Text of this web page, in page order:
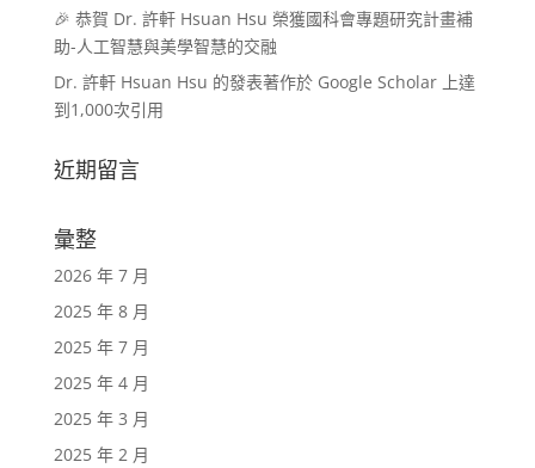
🎉 恭賀 Dr. 許軒 Hsuan Hsu 榮獲國科會專題研究計畫補
助-人工智慧與美學智慧的交融
Dr. 許軒 Hsuan Hsu 的發表著作於 Google Scholar 上達
到1,000次引用
近期留言
彙整
2026 年 7 月
2025 年 8 月
2025 年 7 月
2025 年 4 月
2025 年 3 月
2025 年 2 月